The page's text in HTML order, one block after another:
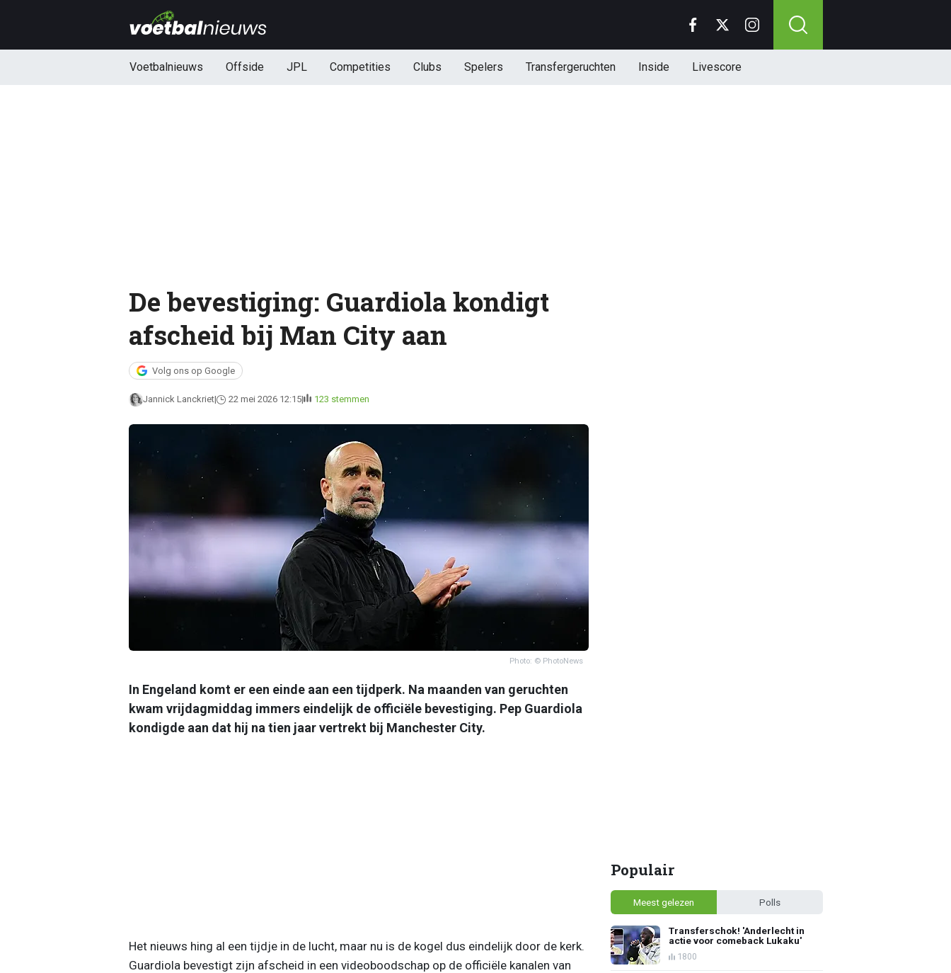
Voetbalnieuws Offside JPL Competities Clubs Spelers Transfergeruchten Inside Livescore
De bevestiging: Guardiola kondigt
afscheid bij Man City aan
Volg ons op Google
Jannick Lanckriet 22 mei 2026 12:15 123 stemmen
Photo: © PhotoNews
In Engeland komt er een einde aan een tijdperk. Na maanden van geruchten
kwam vrijdagmiddag immers eindelijk de officiële bevestiging. Pep Guardiola
kondigde aan dat hij na tien jaar vertrekt bij Manchester City.
Het nieuws hing al een tijdje in de lucht, maar nu is de kogel dus eindelijk door de kerk.
Guardiola bevestigt zijn afscheid in een videoboodschap op de officiële kanalen van
Populair
Meest gelezen Polls
Transferschok! 'Anderlecht in
actie voor comeback Lukaku'
1800